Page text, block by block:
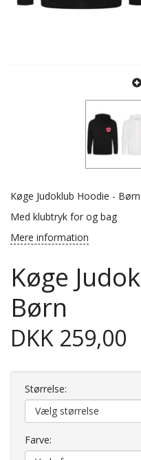
Køge Judoklub Hoodie - Børn
Med klubtryk for og bag
Mere information
Køge
Børn
DKK 259,00
Størrelse:
Farve: